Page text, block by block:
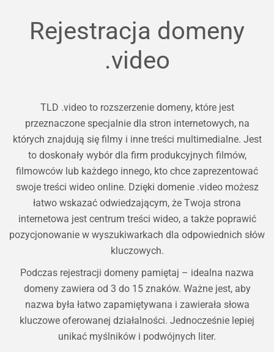
Rejestracja domeny
.video
TLD .video to rozszerzenie domeny, które jest
przeznaczone specjalnie dla stron internetowych, na
których znajdują się filmy i inne treści multimedialne. Jest
to doskonały wybór dla firm produkcyjnych filmów,
filmowców lub każdego innego, kto chce zaprezentować
swoje treści wideo online. Dzięki domenie .video możesz
łatwo wskazać odwiedzającym, że Twoja strona
internetowa jest centrum treści wideo, a także poprawić
pozycjonowanie w wyszukiwarkach dla odpowiednich słów
kluczowych.
Podczas rejestracji domeny pamiętaj – idealna nazwa
domeny zawiera od 3 do 15 znaków. Ważne jest, aby
nazwa była łatwo zapamiętywana i zawierała słowa
kluczowe oferowanej działalności. Jednocześnie lepiej
unikać myślników i podwójnych liter.